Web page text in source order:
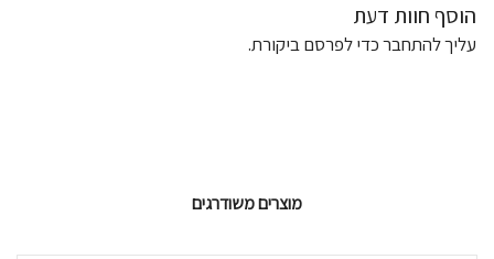
הוסף חוות דעת
עליךלהתחברכדי לפרסם ביקורת.
מוצרים משודרגים